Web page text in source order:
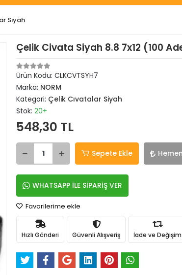
Siyah
Çelik Civata Siyah 8.8 7x12 (100
Ürün Kodu: CLKCVTSYH7
Marka: NORM
Kategori: Çelik Cıvatalar Siyah
Stok: 20+
548,30 TL
Sepete Ekle
WHATSAPP İLE SİPARİŞ VER
Favorilerime ekle
Hızlı Gönderi Güvenli Alışveriş İade ve Değişim